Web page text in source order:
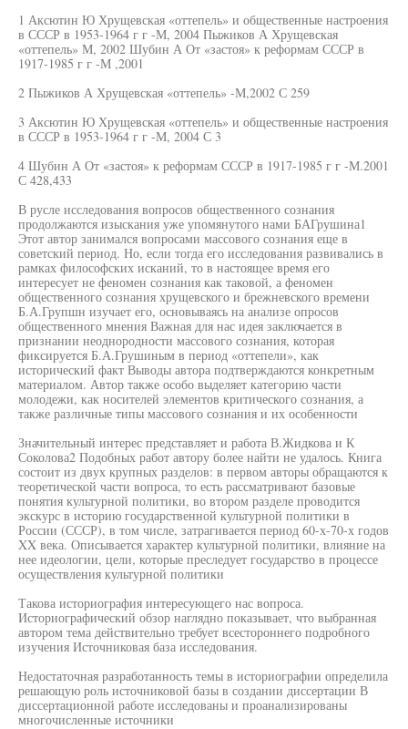
1 Аксютин Ю Хрущевская «оттепель» и общественные настроения
в СССР в 1953-1964 г г -М, 2004 Пыжиков А Хрущевская
«оттепель» М, 2002 Шубин А От «застоя» к реформам СССР в
1917-1985 г г -М ,2001
2 Пыжиков А Хрущевская «оттепель» -М,2002 С 259
3 Аксютин Ю Хрущевская «оттепель» и общественные настроения
в СССР в 1953-1964 г г -М, 2004 С 3
4 Шубин А От «застоя» к реформам СССР в 1917-1985 г г -М.2001
С 428,433
В русле исследования вопросов общественного сознания
продолжаются изыскания уже упомянутого нами БАГрушина1
Этот автор занимался вопросами массового сознания еще в
советский период. Но, если тогда его исследования развивались в
рамках философских исканий, то в настоящее время его
интересует не феномен сознания как таковой, а феномен
общественного сознания хрущевского и брежневского времени
Б.А.Групшн изучает его, основываясь на анализе опросов
общественного мнения Важная для нас идея заключается в
признании неоднородности массового сознания, которая
фиксируется Б.А.Грушиным в период «оттепели», как
исторический факт Выводы автора подтверждаются конкретным
материалом. Автор также особо выделяет категорию части
молодежи, как носителей элементов критического сознания, а
также различные типы массового сознания и их особенности
Значительный интерес представляет и работа В.Жидкова и К
Соколова2 Подобных работ автору более найти не удалось. Книга
состоит из двух крупных разделов: в первом авторы обращаются к
теоретической части вопроса, то есть рассматривают базовые
понятия культурной политики, во втором разделе проводится
экскурс в историю государственной культурной политики в
России (СССР), в том числе, затрагивается период 60-х-70-х годов
XX века. Описывается характер культурной политики, влияние на
нее идеологии, цели, которые преследует государство в процессе
осуществления культурной политики
Такова историография интересующего нас вопроса.
Историографический обзор наглядно показывает, что выбранная
автором тема действительно требует всестороннего подробного
изучения Источниковая база исследования.
Недостаточная разработанность темы в историографии определила
решающую роль источниковой базы в создании диссертации В
диссертационной работе исследованы и проанализированы
многочисленные источники